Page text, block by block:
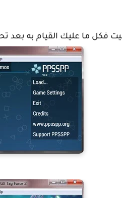
تثبيت فكل ما عليك القيام به